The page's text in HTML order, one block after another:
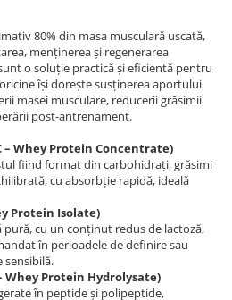
80% din masa musculară uscată,
menținerea și regenerarea
o soluție practică și eficientă pentru
își dorește susținerea aportului
masei musculare, reducerii grăsimii
post-antrenament.
– Whey Protein Concentrate)
fiind format din carbohidrați, grăsimi
cu absorbție rapidă, ideală
Protein Isolate)
cu un conținut redus de lactoză,
în perioadele de definire sau
sensibilă.
Whey Protein Hydrolysate)
în peptide și polipeptide,